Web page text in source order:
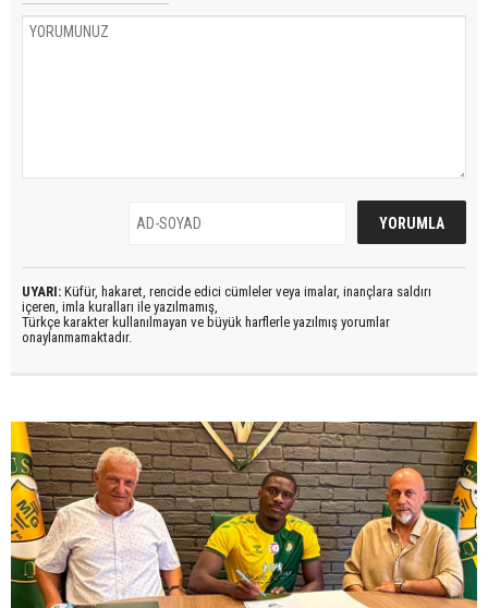
UYARI: Küfür, hakaret, rencide edici cümleler veya imalar, inançlara saldırı
içeren, imla kuralları ile yazılmamış,
Türkçe karakter kullanılmayan ve büyük harflerle yazılmış yorumlar
onaylanmamaktadır.